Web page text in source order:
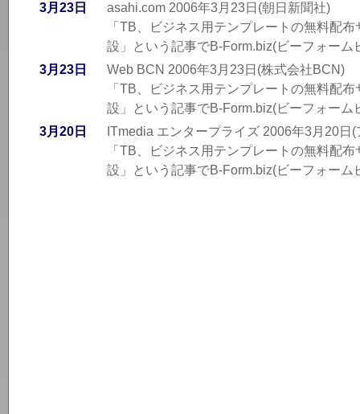
3月23日
asahi.com 2006年3月23日(朝日新聞社)
「TB、ビジネス用テンプレートの無料配
設」という記事でB-Form.biz(ビーフォーム
3月23日
Web BCN 2006年3月23日(株式会社BCN)
「TB、ビジネス用テンプレートの無料配
設」という記事でB-Form.biz(ビーフォーム
3月20日
ITmedia エンタープライズ 2006年3月20日
「TB、ビジネス用テンプレートの無料配
設」という記事でB-Form.biz(ビーフォーム